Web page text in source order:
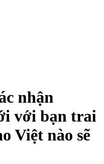
nhận
với bạn trai
Việt nào sẽ